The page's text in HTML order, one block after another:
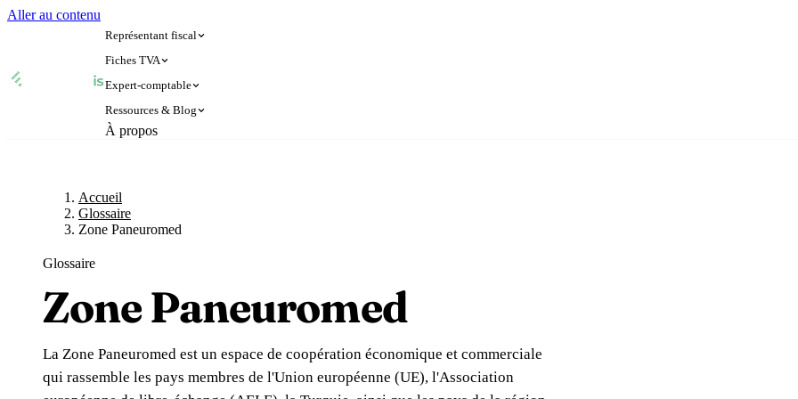
Aller au contenu
Représentant fiscal
🇫🇷
🇨🇭Suisse
🇳🇴
🇳🇱Pays-Bas
Amazon
Fiches TVA
🇫🇷France
🇩🇪
🇳🇴Norvège
Expert-comptable
Ressources & Blog
Glossaire
Calculateur de TVA
À propos
Accueil
Glossaire
Zone Paneuromed
Glossaire
Zone Paneuromed
La Zone Paneuromed est un espace de coopération économique et commerciale
qui rassemble les pays membres de l'Union européenne (UE), l'Association